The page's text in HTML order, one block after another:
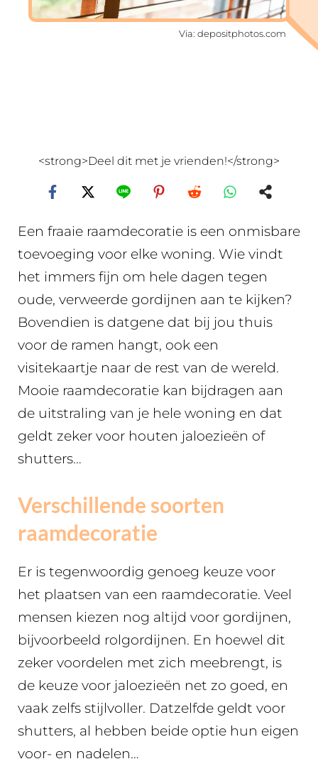
Via: depositphotos.com
<strong>Deel dit met je vrienden!</strong>
Een fraaie raamdecoratie is een onmisbare
toevoeging voor elke woning. Wie vindt
het immers fijn om hele dagen tegen
oude, verweerde gordijnen aan te kijken?
Bovendien is datgene dat bij jou thuis
voor de ramen hangt, ook een
visitekaartje naar de rest van de wereld.
Mooie raamdecoratie kan bijdragen aan
de uitstraling van je hele woning en dat
geldt zeker voor houten jaloezieën of
shutters…
Verschillende soorten
raamdecoratie
Er is tegenwoordig genoeg keuze voor
het plaatsen van een raamdecoratie. Veel
mensen kiezen nog altijd voor gordijnen,
bijvoorbeeld rolgordijnen. En hoewel dit
zeker voordelen met zich meebrengt, is
de keuze voor jaloezieën net zo goed, en
vaak zelfs stijlvoller. Datzelfde geldt voor
shutters, al hebben beide optie hun eigen
voor- en nadelen…